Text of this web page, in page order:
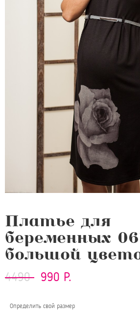
Платье для
беременных
большой
4490 990 Р.
Определить свой размер